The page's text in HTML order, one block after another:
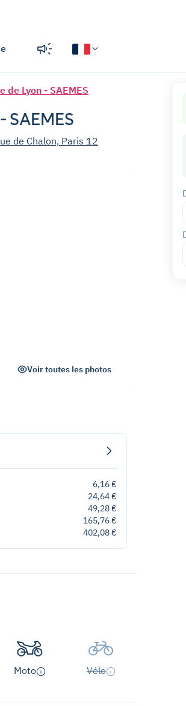
de Lyon - SAEMES
de Chalon, Paris 12
Voir toutes les photos
6,16 €
24,64 €
49,28 €
165,76 €
402,08 €
Moto Vélo